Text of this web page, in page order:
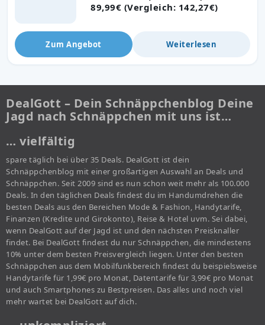
89,99€ (Vergleich: 142,27€)
Zum Angebot Weiterlesen
DealGott – Dein Schnäppchenblog Deine
Jagd nach Schnäppchen mit uns ist…
… vielfältig
spare täglich bei über 35 Deals. DealGott ist dein
Schnäppchenblog mit einer großartigen Auswahl an Deals und
Schnäppchen. Seit 2009 sind es nun schon weit mehr als 100.000
Deals. In den täglichen Deals findest du im Handumdrehen die
besten Deals aus den Bereichen Mode & Fashion, Handytarife,
Finanzen (Kredite und Girokonto), Reise & Hotel uvm. Sei dabei,
wenn DealGott auf der Jagd ist und den nächsten Preisknaller
findet. Bei DealGott findest du nur Schnäppchen, die mindestens
10% unter dem besten Preisvergleich liegen. Unter den besten
Schnäppchen aus dem Mobilfunkbereich findest du beispielsweise
Handytarife für 1,99€ pro Monat, Datentarife für 3,99€ pro Monat
und auch Smartphones zu Bestpreisen. Das alles und noch viel
mehr wartet bei DealGott auf dich.